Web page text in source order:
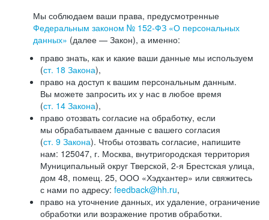
Мы соблюдаем ваши права, предусмотренные
Федеральным законом № 152-ФЗ «О персональных
данных» (далее — Закон), а именно:
право знать, как и какие ваши данные мы используем
(ст. 18 Закона),
право на доступ к вашим персональным данным.
Вы можете запросить их у нас в любое время
(ст. 14 Закона),
право отозвать согласие на обработку, если
мы обрабатываем данные с вашего согласия
(ст. 9 Закона). Чтобы отозвать согласие, напишите
нам: 125047, г. Москва, внутригородская территория
Муниципальный округ Тверской, 2-я Брестская улица,
дом 48, помещ. 25, ООО «Хэдхантер» или свяжитесь
с нами по адресу: feedback@hh.ru,
право на уточнение данных, их удаление, ограничение
обработки или возражение против обработки.